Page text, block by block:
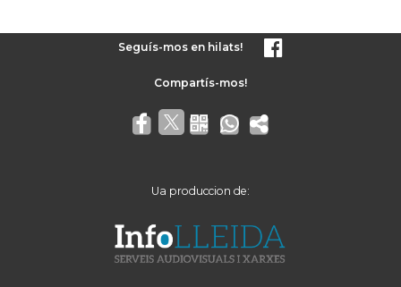
Seguís-mos en hilats!
Ua produccion de: